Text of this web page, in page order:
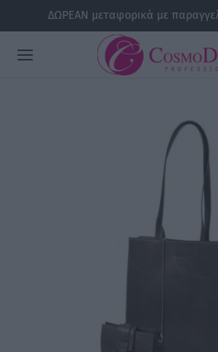
ΔΩΡΕΑΝ μεταφορικά με